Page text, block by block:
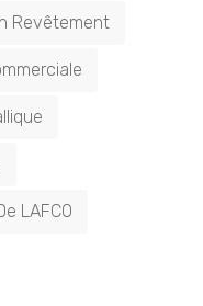
Revêtement
LAFCO